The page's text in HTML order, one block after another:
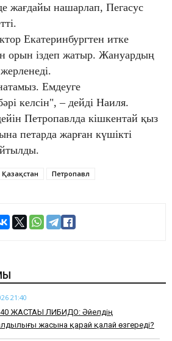
жағдайы нашарлап, Пегасус
Екатеринбургтен итке
орын іздеп жатыр. Жануардың
Емдеуге
келсін", – дейді Наиля.
Петропавлда кішкентай қыз
петарда жарған күшікті
Қазақстан Петропавл
21:40
40 ЖАСТАҒЫ ЛИБИДО: Әйелдің
жасына қарай қалай өзгереді?